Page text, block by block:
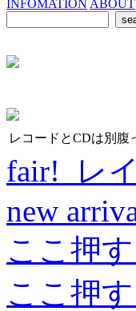
INFOMATION ABOUT
レコードとCDは別腹
fair! レ
new
ここ押
ここ押